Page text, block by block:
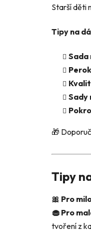
Starší děti
Tipy na
Sada
Sady
🎁
Tipy
🎀 Pro
🧁 Pro
tvoření z